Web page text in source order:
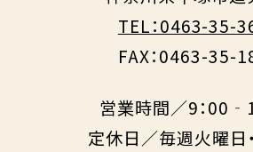
TEL：0463-35-
FAX：0463-35-
営業時間／9：
定休日／毎週火曜日